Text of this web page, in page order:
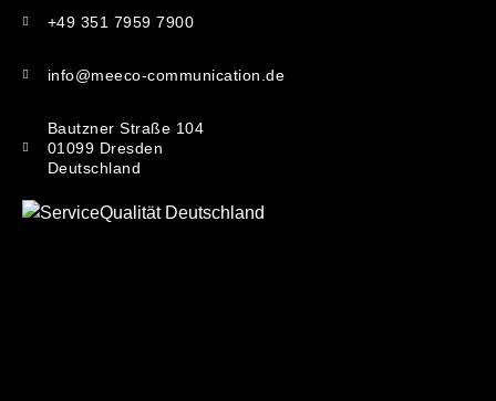
+49 351 7959 7900
info@meeco-communication.de
Bautzner Straße 104
01099 Dresden
Deutschland